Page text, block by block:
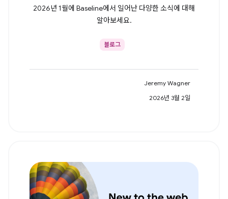
2026년 1월에 Baseline에서 일어난 다양한 소식에 대해
알아보세요.
블로그
Jeremy Wagner
2026년 3월 2일